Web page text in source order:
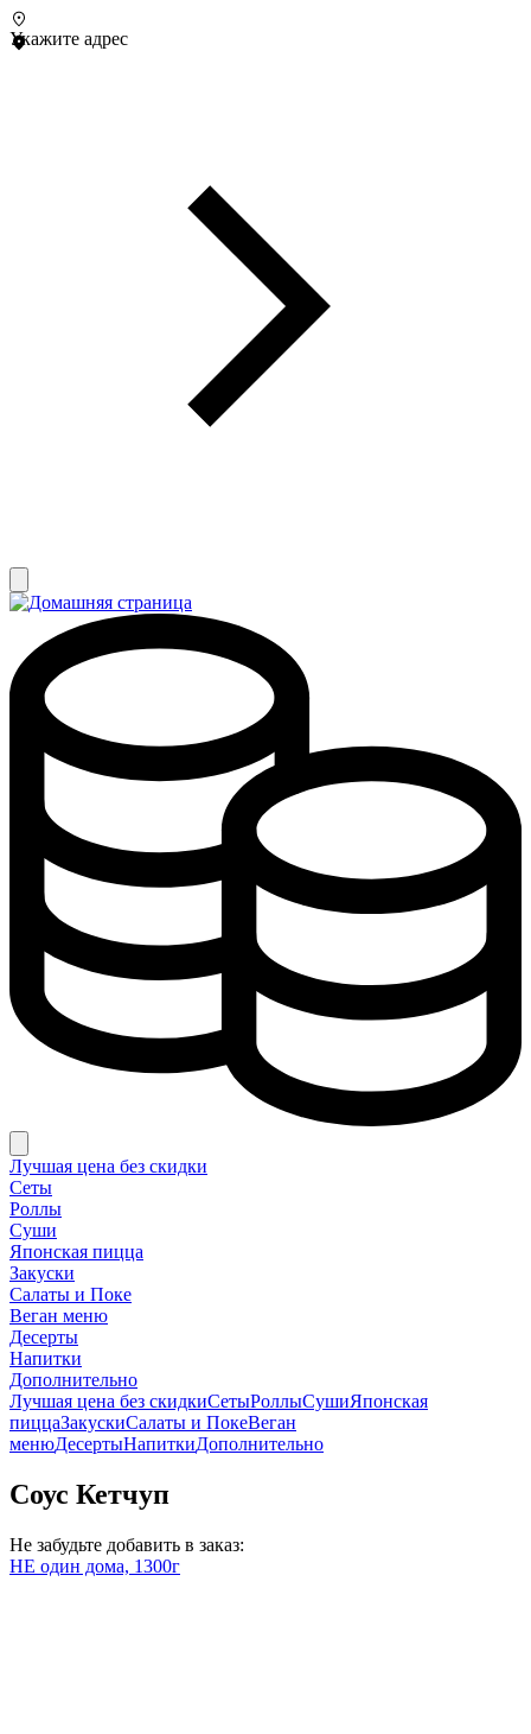
Укажите адрес
Лучшая цена без скидки
Сеты
Роллы
Суши
Японская пицца
Закуски
Салаты и Поке
Веган меню
Десерты
Напитки
Дополнительно
Лучшая цена без скидкиСетыРоллыСушиЯпонская
пиццаЗакускиСалаты и ПокеВеган
менюДесертыНапиткиДополнительно
Соус Кетчуп
Не забудьте добавить в заказ:
НЕ один дома, 1300г